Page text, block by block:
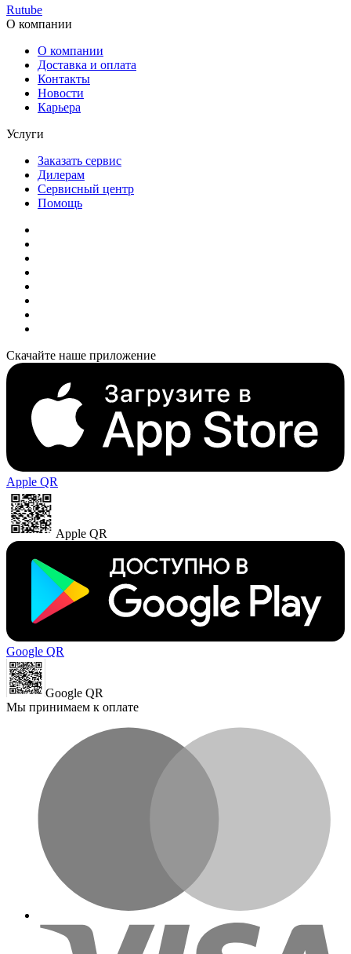
Rutube
О компании
О компании
Доставка и оплата
Контакты
Новости
Карьера
Услуги
Заказать сервис
Дилерам
Сервисный центр
Помощь
Скачайте наше приложение
Apple QR
Apple QR
Google QR
Google QR
Мы принимаем к оплате